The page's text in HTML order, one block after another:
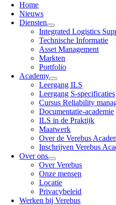
Home
Nieuws
Diensten
Integrated Logistics
Technische Informatie
Asset Management
Markten
Portfolio
Academy
Leergang ILS
Leergang S-specificaties
Cursus Reliability
Documentatie-academie
ILS in de Praktijk
Maatwerk
Over de Verebus
Inschrijven Verebus
Over ons
Over Verebus
Onze mensen
Locatie
Privacybeleid
Werken bij Verebus